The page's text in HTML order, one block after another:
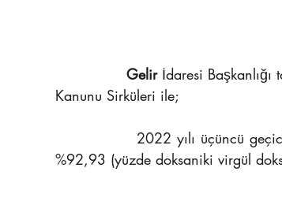
               Gelir
İdaresi
Kanunu Sirküleri ile;
%92,93 (yüzde doksaniki virgül